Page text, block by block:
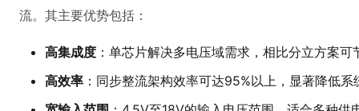
流。其主要优势包括：
高集成度 ：单芯片解决多电压域需求，相比分立方案
高效率 ：同步整流架构效率可达95%以上，显著降低系